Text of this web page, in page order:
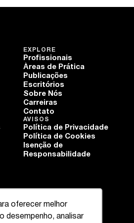
oferecer melhor
desempenho, analisar
EXPLORE
Profissionais
Áreas de Prática
Publicações
Escritórios
Sobre Nós
Carreiras
Contato
AVISOS
Política de Privacidade
Política de Cookies
Isenção de
Responsabilidade